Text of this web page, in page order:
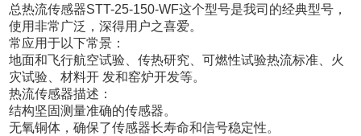
总热流传感器STT-25-150-WF这个型号是我司的经典型号，
使用非常广泛，深得用户之喜爱。
常应用于以下常景：
地面和飞行航空试验、传热研究、可燃性试验热流标准、火
灾试验、材料开 发和窑炉开发等。
热流传感器描述：
结构坚固测量准确的传感器。
无氧铜体，确保了传感器长寿命和信号稳定性。